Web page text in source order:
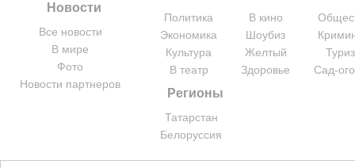
Новости
Все новости
В мире
Фото
Новости партнеров
Политика
Экономика
Культура
В театр
В кино
Шоубиз
Желтый
Здоровье
Сад-
Регионы
Татарстан
Белоруссия